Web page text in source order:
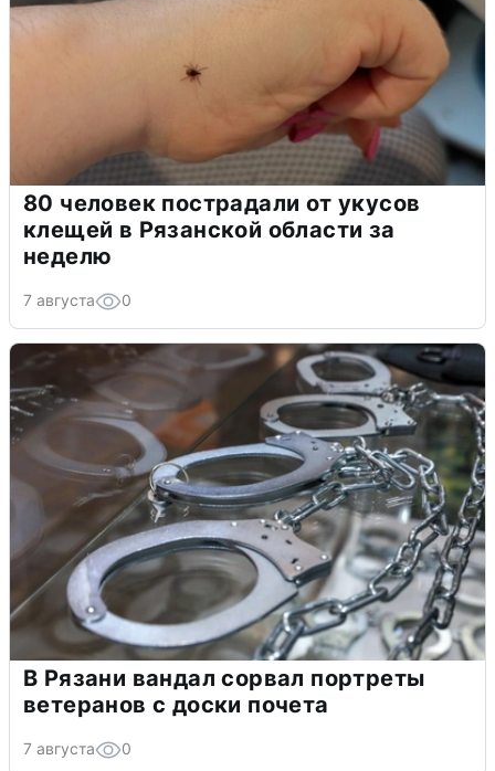
80 человек пострадали от укусов
клещей в Рязанской области за
неделю
7 августа 0
В Рязани вандал сорвал портреты
ветеранов с доски почета
7 августа 0